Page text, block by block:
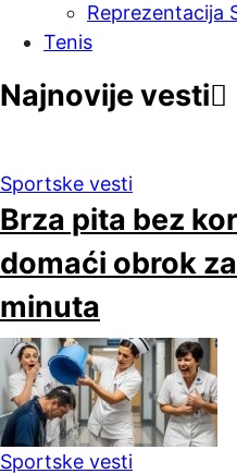
Reprezentacija
Tenis
Najnovije vesti
Sportske vesti
Brza pita bez
domaći obrok
minuta
Sportske vesti